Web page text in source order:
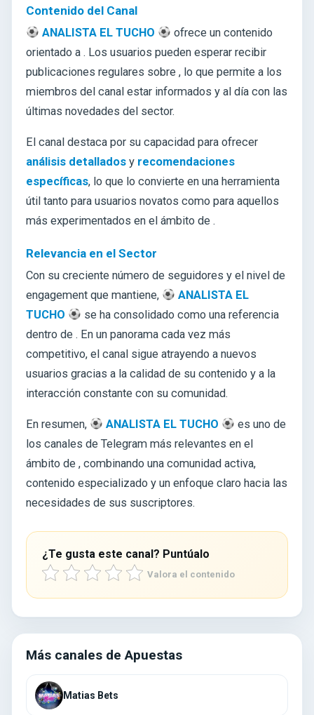
Contenido del Canal
ANALISTA EL TUCHO
ofrece un contenido
orientado a . Los usuarios pueden esperar recibir
publicaciones regulares sobre , lo que permite a los
miembros del canal estar informados y al día con las
últimas novedades del sector.
El canal destaca por su capacidad para ofrecer
análisis detallados y recomendaciones
específicas, lo que lo convierte en una herramienta
útil tanto para usuarios novatos como para aquellos
más experimentados en el ámbito de .
Relevancia en el Sector
Con su creciente número de seguidores y el nivel de
engagement que mantiene,
ANALISTA EL
TUCHO
se ha consolidado como una referencia
dentro de . En un panorama cada vez más
competitivo, el canal sigue atrayendo a nuevos
usuarios gracias a la calidad de su contenido y a la
interacción constante con su comunidad.
En resumen, ANALISTA EL TUCHO
es uno de
los canales de Telegram más relevantes en el
ámbito de , combinando una comunidad activa,
contenido especializado y un enfoque claro hacia las
necesidades de sus suscriptores.
¿Te gusta este canal? Puntúalo
Valora el contenido
Más canales de Apuestas